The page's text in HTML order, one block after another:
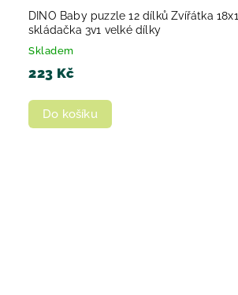
DINO Baby puzzle 12 dílků Zvířátka
skládačka 3v1 velké dílky
Skladem
223 Kč
Do košíku